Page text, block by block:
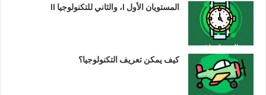
المستويان الأول I، والثاني للتكنولوجيا II
كيف يمكن تعريف التكنولوجيا؟